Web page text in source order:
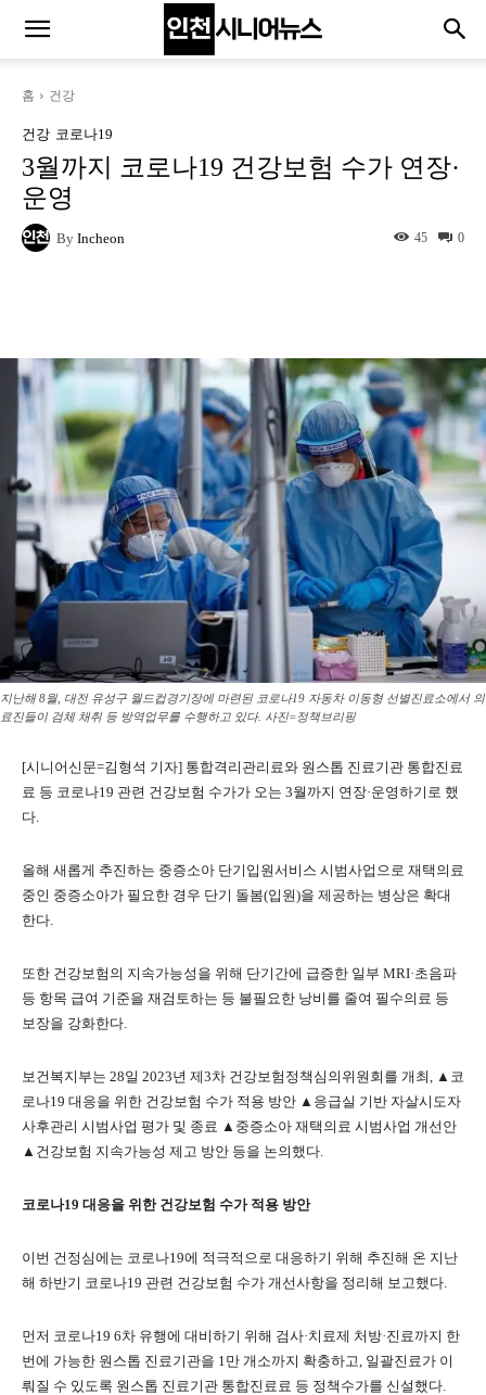
홈 건강
건강 코로나19
3월까지 코로나19 건강보험 수가 연장·
운영
By Incheon 0
45
지난해 8월, 대전 유성구 월드컵경기장에 마련된 코로나19 자동차 이동형 선별진료소에서 의
료진들이 검체 채취 등 방역업무를 수행하고 있다. 사진=정책브리핑
[시니어신문=김형석 기자] 통합격리관리료와 원스톱 진료기관 통합진료
료 등 코로나19 관련 건강보험 수가가 오는 3월까지 연장·운영하기로 했
다.
올해 새롭게 추진하는 중증소아 단기입원서비스 시범사업으로 재택의료
중인 중증소아가 필요한 경우 단기 돌봄(입원)을 제공하는 병상은 확대
한다.
또한 건강보험의 지속가능성을 위해 단기간에 급증한 일부 MRI·초음파
등 항목 급여 기준을 재검토하는 등 불필요한 낭비를 줄여 필수의료 등
보장을 강화한다.
보건복지부는 28일 2023년 제3차 건강보험정책심의위원회를 개최, ▲코
로나19 대응을 위한 건강보험 수가 적용 방안 ▲응급실 기반 자살시도자
사후관리 시범사업 평가 및 종료 ▲중증소아 재택의료 시범사업 개선안
▲건강보험 지속가능성 제고 방안 등을 논의했다.
코로나19 대응을 위한 건강보험 수가 적용 방안
이번 건정심에는 코로나19에 적극적으로 대응하기 위해 추진해 온 지난
해 하반기 코로나19 관련 건강보험 수가 개선사항을 정리해 보고했다.
먼저 코로나19 6차 유행에 대비하기 위해 검사·치료제 처방·진료까지 한
번에 가능한 원스톱 진료기관을 1만 개소까지 확충하고, 일괄진료가 이
뤄질 수 있도록 원스톱 진료기관 통합진료료 등 정책수가를 신설했다.